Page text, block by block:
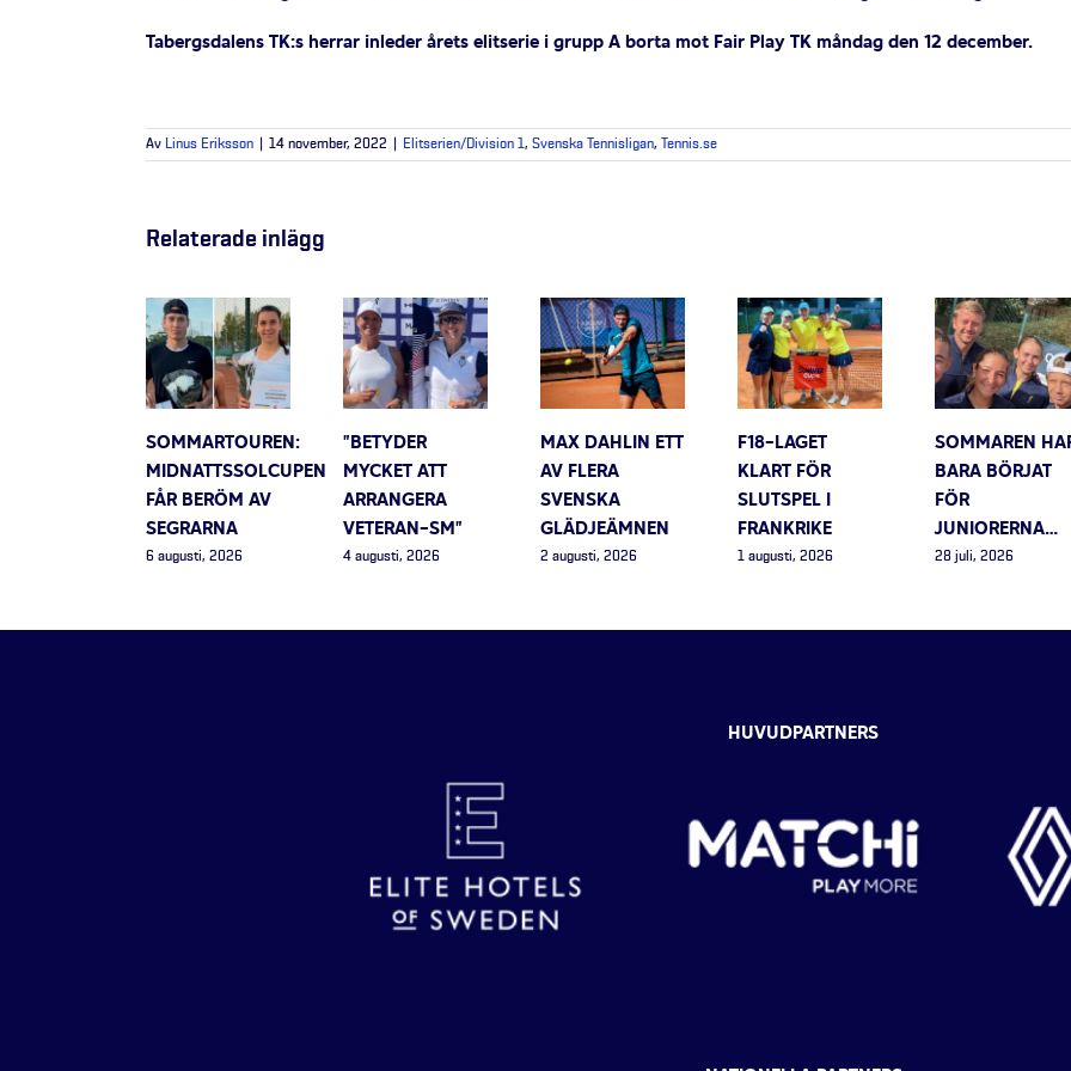
Tabergsdalens TK:s herrar inleder årets elitserie i grupp A borta mot Fair Play TK måndag den 12 december.
Av Linus Eriksson 14 november, 2022 Elitserien/Division 1, Svenska Tennisligan, Tennis.se
Relaterade inlägg
SOMMARTOUREN:
MIDNATTSSOLCUPEN
FÅR BERÖM AV
SEGRARNA
6 augusti, 2026
”BETYDER
MYCKET ATT
ARRANGERA
VETERAN-SM”
4 augusti, 2026
MAX DAHLIN ETT
AV FLERA
SVENSKA
GLÄDJEÄMNEN
2 augusti, 2026
F18-LAGET
KLART FÖR
SLUTSPEL I
FRANKRIKE
1 augusti, 2026
SOMMAREN
BARA BÖRJAT
FÖR
JUNIORERNA…
28 juli, 2026
HUVUDPARTNERS